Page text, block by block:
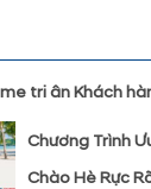
tri ân Khách
Chương Trình
Chào Hè Rực